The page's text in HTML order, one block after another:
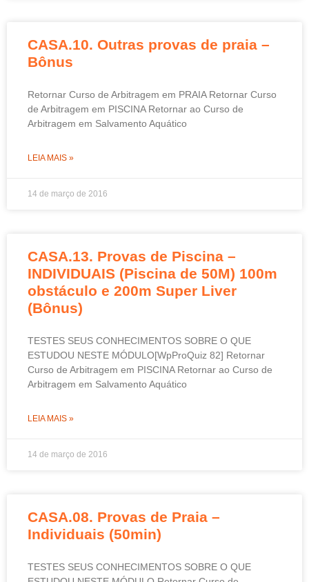
CASA.10. Outras provas de praia –
Bônus
Retornar Curso de Arbitragem em PRAIA Retornar Curso
de Arbitragem em PISCINA Retornar ao Curso de
Arbitragem em Salvamento Aquático
LEIA MAIS »
14 de março de 2016
CASA.13. Provas de Piscina –
INDIVIDUAIS (Piscina de 50M) 100m
obstáculo e 200m Super Liver
(Bônus)
TESTES SEUS CONHECIMENTOS SOBRE O QUE
ESTUDOU NESTE MÓDULO[WpProQuiz 82] Retornar
Curso de Arbitragem em PISCINA Retornar ao Curso de
Arbitragem em Salvamento Aquático
LEIA MAIS »
14 de março de 2016
CASA.08. Provas de Praia –
Individuais (50min)
TESTES SEUS CONHECIMENTOS SOBRE O QUE